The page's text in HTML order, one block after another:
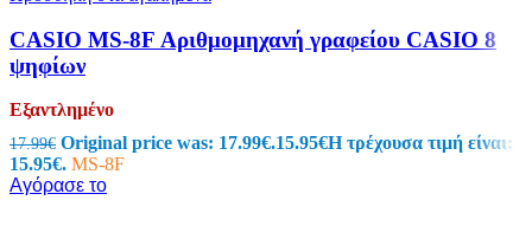
CASIO MS-8F Αριθμομηχανή γραφείου CASIO 8
ψηφίων
Εξαντλημένο
17.99€ Original price was: 17.99€.15.95€Η τρέχουσα τιμή είναι:
15.95€. MS-8F
Αγόρασε το